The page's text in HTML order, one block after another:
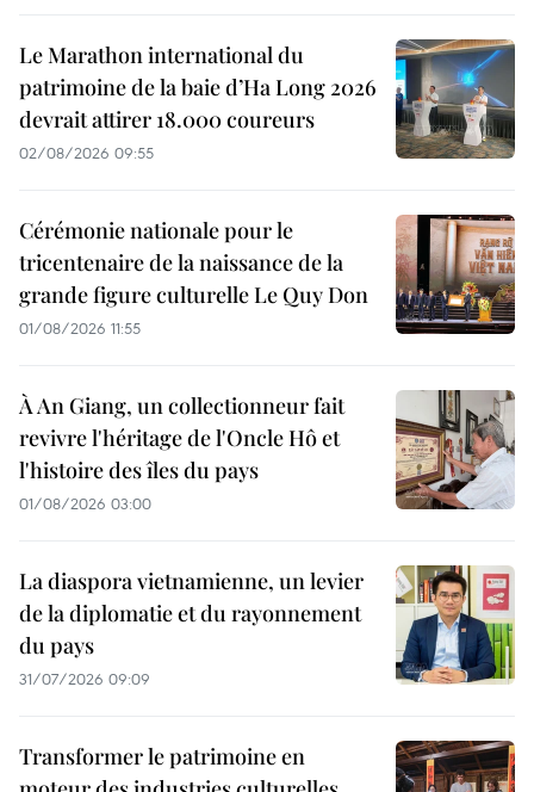
Le Marathon international du
patrimoine de la baie d’Ha Long 2026
devrait attirer 18.000 coureurs
02/08/2026 09:55
Cérémonie nationale pour le
tricentenaire de la naissance de la
grande figure culturelle Le Quy Don
01/08/2026 11:55
À An Giang, un collectionneur fait
revivre l'héritage de l'Oncle Hô et
l'histoire des îles du pays
01/08/2026 03:00
La diaspora vietnamienne, un levier
de la diplomatie et du rayonnement
du pays
31/07/2026 09:09
Transformer le patrimoine en